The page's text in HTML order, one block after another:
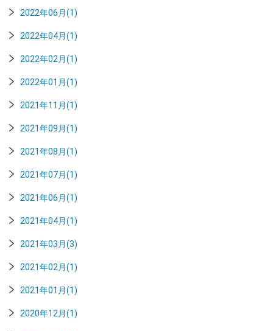
2022年06月(1)
2022年04月(1)
2022年02月(1)
2022年01月(1)
2021年11月(1)
2021年09月(1)
2021年08月(1)
2021年07月(1)
2021年06月(1)
2021年04月(1)
2021年03月(3)
2021年02月(1)
2021年01月(1)
2020年12月(1)